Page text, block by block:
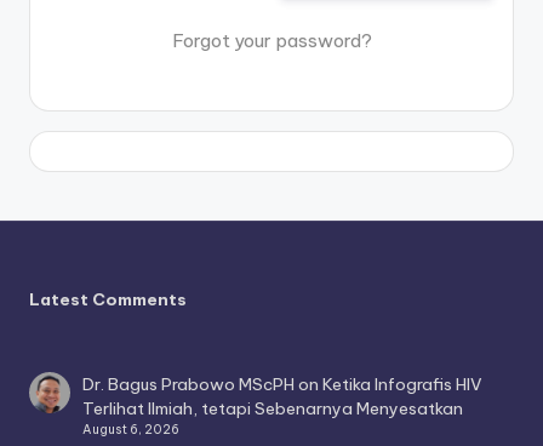
Forgot your password?
Latest Comments
Dr. Bagus Prabowo MScPH onKetika Infografis HIV
Terlihat Ilmiah, tetapi Sebenarnya Menyesatkan
August 6, 2026